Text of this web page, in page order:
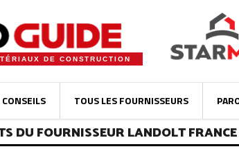
DE CONSTRUCTION
TOUS LES FOURNISSEURS
DU FOURNISSEUR LANDOLT